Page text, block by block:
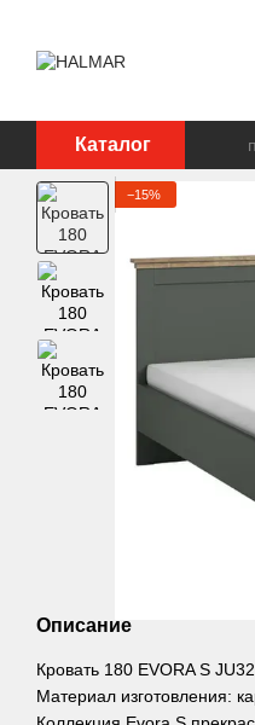
Каталог
−15%
Описание
Кровать 180 EVORA S
Материал изготовления: